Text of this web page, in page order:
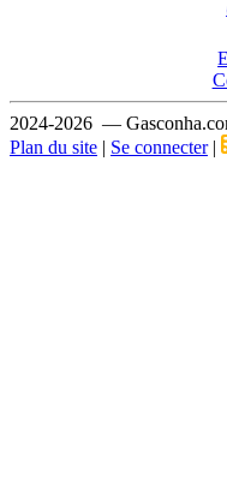
2024-2026 —
Plan du site | Se connecter|